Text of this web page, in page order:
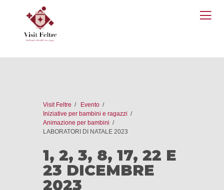
Visit Feltre
Evento
Iniziative per bambini e ragazzi
Animazione per bambini
LABORATORI DI NATALE 2023
1, 2, 3, 8, 17, 22 E
23 DICEMBRE
2023